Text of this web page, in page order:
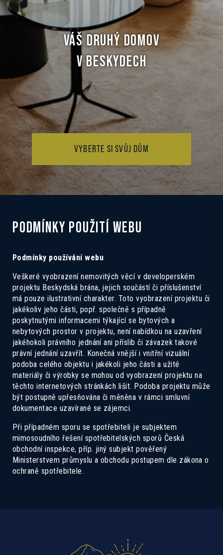
VÁŠ DRUHÝ DOMOV
V BESKYDECH
VYBERTE SI SVŮJ DŮM
PODMÍNKY POUŽITÍ WEBU
Podmínky používání webu
Veškeré vyobrazení nemovitých věcí v developerském
projektu Beskydská brána, jejich součástí či příslušenství
má pouze ilustrativní charakter. Toto vyobrazení projektu či
jakékoliv jeho části, popř. společně s případně
poskytnutými informacemi týkající se bytových a
nebytových prostor v projektu, není nabídkou na uzavření
jakéhokoli právního jednání ani příslib či závazek takové
právní jednání uzavřít. Konečná vnější i vnitřní vizuální
podoba celého objektu i jakékoli jeho části a užité
materiály či výrobky se mohou od vyobrazení projektu na
těchto internetových stránkách lišit. Podoba projektu může
být postupně upřesňována či měněna v rámci smluvní
dokumentace uzavírané se zájemci.
Při případném sporu se spotřebiteli je subjektem
mimosoudního řešení spotřebitelských sporů Česká
obchodní inspekce, příp. jiný subjekt pověřený
Ministerstvem průmyslu a obchodu postupem dle zákona o
ochraně spotřebitele.
Zanechte nám své kontaktní informace a
naši prodejci se vám ozvou zpět s
detailními informacemi.